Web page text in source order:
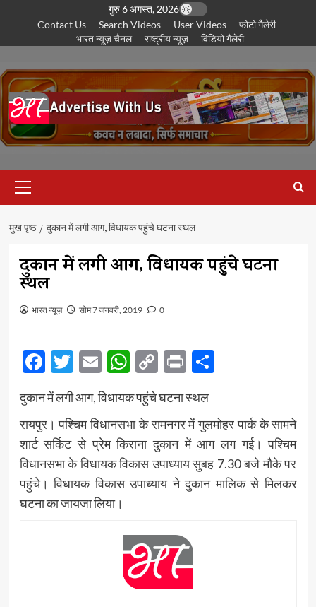
पर
गुरु 6 अगस्त, 2026
Contact Us
Search Videos User Videos
फोटो गैलेरी
भारत न्यूज़ चैनल
राष्ट्रीय न्यूज़ विडियो गैलेरी
सूची
मुख पृष्ठ दुकान में लगी आग, विधायक पहुंचे घटना स्थल
दुकान में लगी आग, विधायक पहुंचे घटना
स्थल
भारत न्यूज़ सोम 7 जनवरी, 2019 0
Facebook
Twitter
EmailWhatsApp
Copy
PrintShare
दुकान में लगी आग, विधायक पहुंचे घटना स्थल
रायपुर। पश्चिम विधानसभा के रामनगर में गुलमोहर पार्क के सामने
शार्ट सर्किट से प्रेम किराना दुकान में आग लग गई। पश्चिम
विधानसभा के विधायक विकास उपाध्याय सुबह 7.30 बजे मौके पर
पहुंचे। विधायक विकास उपाध्याय ने दुकान मालिक से मिलकर
घटना का जायजा लिया।